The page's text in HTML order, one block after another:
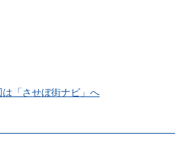
は「させぼ街ナビ」へ